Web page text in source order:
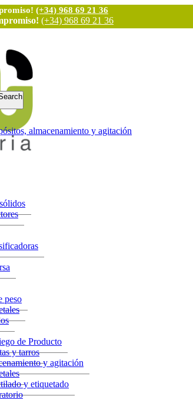
(+34) 968 69 21 36
(+34) 968 69 21 36
peso
de Producto
y tarros
y agitación
y etiquetado
almacenamiento y agitación